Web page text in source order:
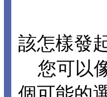
該怎樣發
您可以